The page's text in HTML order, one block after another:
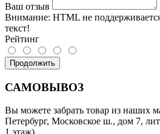
Ваш отзыв
Внимание: HTML не
текст!
Рейтинг
Продолжить
САМОВЫВОЗ
Вы можете забрать товар из наших
Петербург, Московское ш., дом 7,